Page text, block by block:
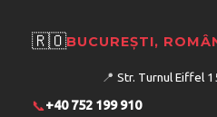
🇷🇴BUCUREȘTI,
📍 Str. Turnul Eiffel
📞+40 752 199 910